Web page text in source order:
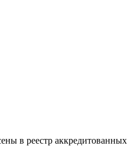
в реестр аккредитованных